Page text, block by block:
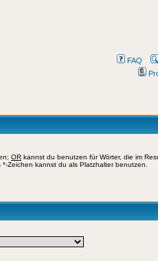
FAQ
OR kannst du benutzen für Wörter, die im
Zeichen kannst du als Platzhalter benutzen.